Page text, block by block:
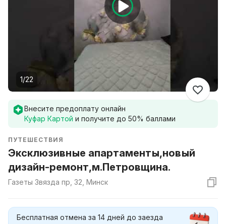
1/22
Внесите предоплату онлайн
Куфар Картой и получите до 50% баллами
ПУТЕШЕСТВИЯ
Эксклюзивные апартаменты,новый
дизайн-ремонт,м.Петровщина.
Газеты Звязда пр, 32, Минск
Бесплатная отмена за 14 дней до заезда